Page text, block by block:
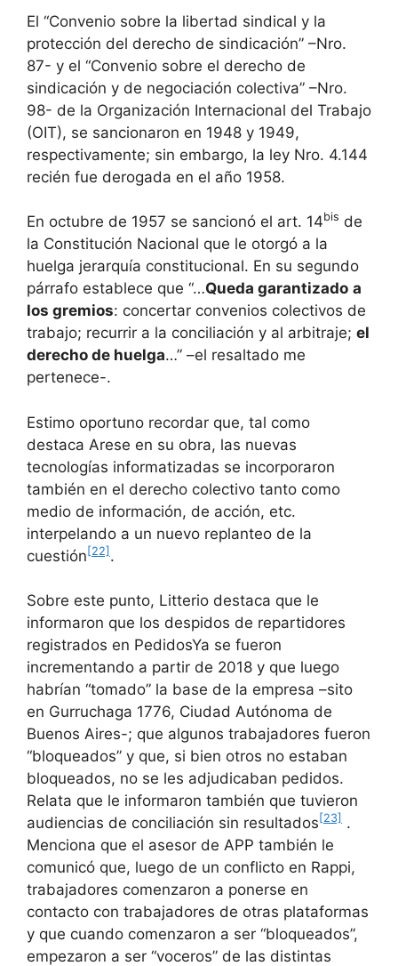
El “Convenio sobre la libertad sindical y la
protección del derecho de sindicación” –Nro.
87- y el “Convenio sobre el derecho de
sindicación y de negociación colectiva” –Nro.
98- de la Organización Internacional del Trabajo
(OIT), se sancionaron en 1948 y 1949,
respectivamente; sin embargo, la ley Nro. 4.144
recién fue derogada en el año 1958.
En octubre de 1957 se sancionó el art. 14bis de
la Constitución Nacional que le otorgó a la
huelga jerarquía constitucional. En su segundo
párrafo establece que “…Queda garantizado a
los gremios: concertar convenios colectivos de
trabajo; recurrir a la conciliación y al arbitraje; el
derecho de huelga…” –el resaltado me
pertenece-.
Estimo oportuno recordar que, tal como
destaca Arese en su obra, las nuevas
tecnologías informatizadas se incorporaron
también en el derecho colectivo tanto como
medio de información, de acción, etc.
interpelando a un nuevo replanteo de la
cuestión[22] .
Sobre este punto, Litterio destaca que le
informaron que los despidos de repartidores
registrados en PedidosYa se fueron
incrementando a partir de 2018 y que luego
habrían “tomado” la base de la empresa –sito
en Gurruchaga 1776, Ciudad Autónoma de
Buenos Aires-; que algunos trabajadores fueron
“bloqueados” y que, si bien otros no estaban
bloqueados, no se les adjudicaban pedidos.
Relata que le informaron también que tuvieron
audiencias de conciliación sin resultados [23] .
Menciona que el asesor de APP también le
comunicó que, luego de un conflicto en Rappi,
trabajadores comenzaron a ponerse en
contacto con trabajadores de otras plataformas
y que cuando comenzaron a ser “bloqueados”,
empezaron a ser “voceros” de las distintas